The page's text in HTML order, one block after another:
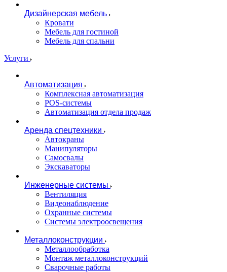
Дизайнерская мебель
Кровати
Мебель для гостиной
Мебель для спальни
Услуги
Автоматизация
Комплексная автоматизация
POS-системы
Автоматизация отдела продаж
Аренда спецтехники
Автокраны
Манипуляторы
Самосвалы
Экскаваторы
Инженерные системы
Вентиляция
Видеонаблюдение
Охранные системы
Системы электроосвещения
Металлоконструкции
Металлообработка
Монтаж металлоконструкций
Сварочные работы